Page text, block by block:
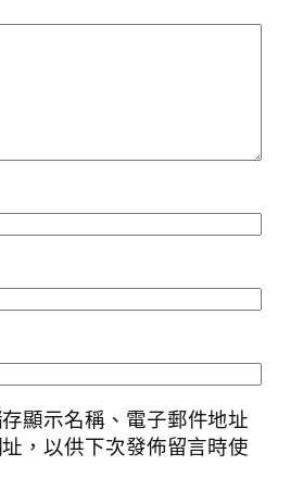
顯示名稱、電子郵件地址
，以供下次發佈留言時使